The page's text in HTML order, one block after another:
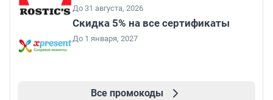
До 31 августа, 2026
Скидка 5% на все сертификаты
До 1 января, 2027
Все промокоды